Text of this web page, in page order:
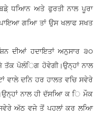
ਧਆਿਨ ਅਤੇ ਫੁਰਤੀ ਨਾਲ ਪੂਰਾ
ਗਆਿ ਤਾਂ ਉਸ ਖਲਾਫ ਸਖਤ
ਦੀਆਂ ਹਦਾਇਤਾਂ ਅਨੁਸਾਰ ੩੦
ਤੱਕ ਪੋਲੰਿਗ ਹੋਵੇਗੀ।ਉਨ੍ਹਾਂ ਨਾਲ
ਦਨਿ ਹਰ ਹਾਲਤ ਵਚਿ ਸਵੇਰੇ
ਨਾਲ ਹੀ ਦੱਸਆਿ ਕ ਿ ਮੌਕ
ਅੱਠ ਵਜੇ ਤੋਂ ਪਹਲਾਂ ਕਰ ਲਆਿ